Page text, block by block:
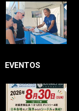
EVENTOS